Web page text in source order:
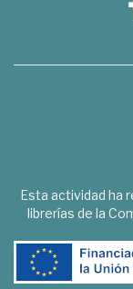
Esta actividad ha
librerías de la